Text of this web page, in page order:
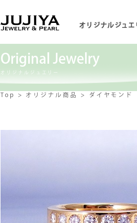
オリジナルジュエ
Original Jewelry
オリジナルジュエリー
Top オリジナル商品 ダイヤモンド